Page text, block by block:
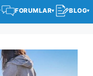
FORUMLAR▾ BLOG▾